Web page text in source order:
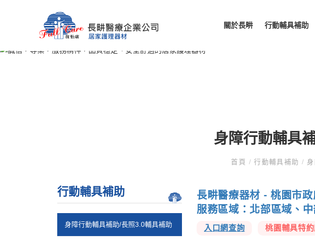
關於長畊 行動輔具補助
身障行動輔具
首頁 / 行動輔具補助 /
行動輔具補助
身障行動輔具補助/長照3.0輔具補助
長畊醫療器材 - 桃園市
服務區域：北部區域、
入口網查詢 桃園輔具特約